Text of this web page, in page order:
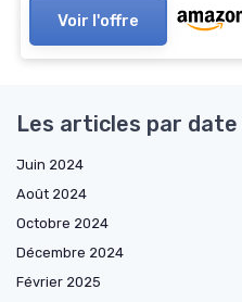
VertVoir l'offre
Les articles par date
Juin 2024
Août 2024
Octobre 2024
Décembre 2024
Février 2025